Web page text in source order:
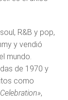
R&B y pop,
y vendió
mundo.
de 1970 y
como
,